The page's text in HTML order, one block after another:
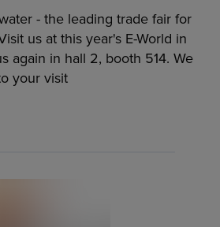
- the leading trade fair for
us at this year's E-World in
again in hall 2, booth 514. We
your visit